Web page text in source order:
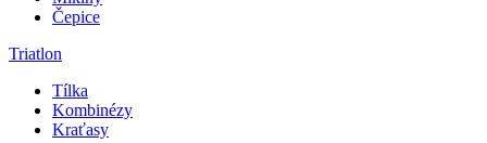
Čepice
Triatlon
Tílka
Kombinézy
Kraťasy